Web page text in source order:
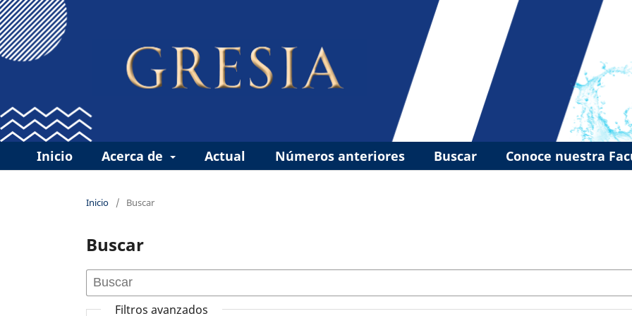
Inicio Acerca de Actual Números anteriores Buscar Conoce nuestra
Inicio / Buscar
Buscar
Filtros avanzados